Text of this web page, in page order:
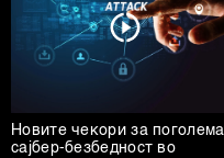
Новите чекори за поголема
сајбер-безбедност во